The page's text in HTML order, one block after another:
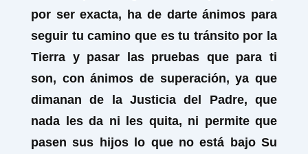
por ser exacta, ha de darte ánimos para
seguir tu camino que es tu tránsito por la
Tierra y pasar las pruebas que para ti
son, con ánimos de superación, ya que
dimanan de la Justicia del Padre, que
nada les da ni les quita, ni permite que
pasen sus hijos lo que no está bajo Su